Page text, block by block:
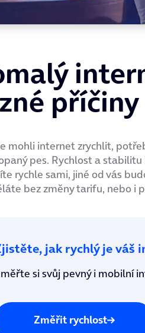
příčiny
mohli internet zrychlit,
pes. Rychlost a
rychle sami, jiné od vás
bez změny tarifu, nebo i
jak rychlý je váš
si svůj pevný i mobilní
Změřit rychlost